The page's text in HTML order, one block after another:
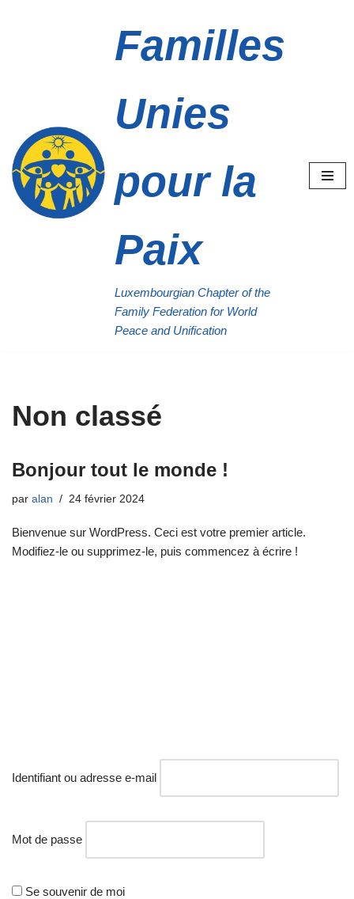
Familles
Unies
pour la
Paix
Luxembourgian Chapter of the
Family Federation for World
Peace and Unification
Non classé
Bonjour tout le monde !
par alan 24 février 2024
Bienvenue sur WordPress. Ceci est votre premier article.
Modifiez-le ou supprimez-le, puis commencez à écrire !
Identifiant ou adresse e-mail
Mot de passe
Se souvenir de moi